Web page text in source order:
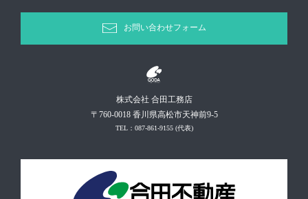
お問い合わせフォーム
株式会社 合田工務店
〒760-0018 香川県高松市天神前9-5
TEL：087-861-9155(代表)